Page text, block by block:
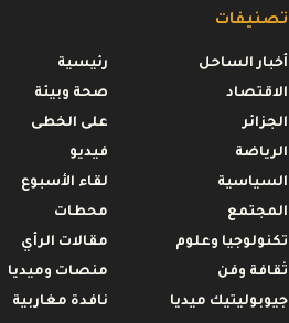
تصنيفات
أخبار الساحل
الاقتصاد
الجزائر
الرياضة
السياسية
المجتمع
تكنولوجيا وعلوم
ثقافة وفن
جيوبوليتيك ميديا
رئيسية
صحة وبيئة
على الخطى
فيديو
لقاء الأسبوع
محطات
مقالات الرأي
منصات وميديا
نافدة مغاربية